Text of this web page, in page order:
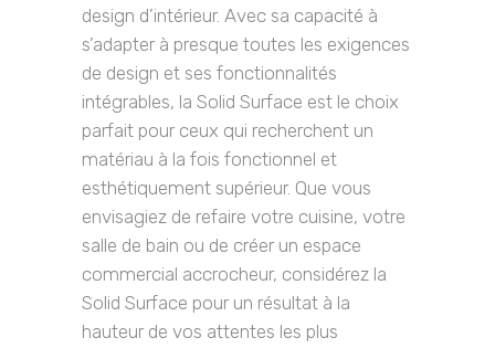
design d’intérieur. Avec sa capacité à
s’adapter à presque toutes les exigences
de design et ses fonctionnalités
intégrables, la Solid Surface est le choix
parfait pour ceux qui recherchent un
matériau à la fois fonctionnel et
esthétiquement supérieur. Que vous
envisagiez de refaire votre cuisine, votre
salle de bain ou de créer un espace
commercial accrocheur, considérez la
Solid Surface pour un résultat à la
hauteur de vos attentes les plus